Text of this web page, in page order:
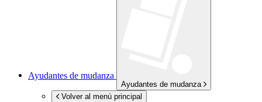
Ayudantes de mudanza
Ayudantes de mudanza
Volver al menú principal